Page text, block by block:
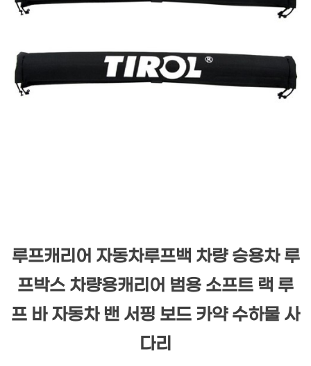
루프캐리어 자동차루프백 차량 승용차 루
프박스 차량용캐리어 범용 소프트 랙 루
프 바 자동차 밴 서핑 보드 카약 수하물 사
다리